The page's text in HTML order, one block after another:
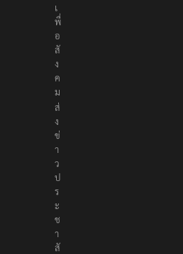
ง
เ
พื่
อ
สั
ง
ค
ม
ส่
ง
ข่
า
ว
ป
ร
ะ
ช
า